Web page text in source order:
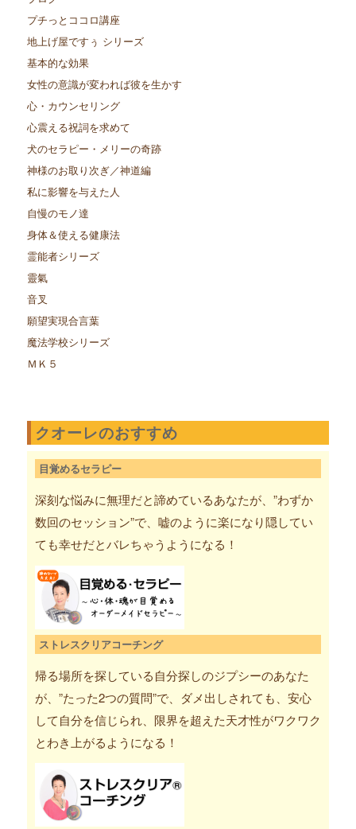
プチっとココロ講座
地上げ屋ですぅ シリーズ
基本的な効果
女性の意識が変われば彼を生かす
心・カウンセリング
心震える祝詞を求めて
犬のセラピー・メリーの奇跡
神様のお取り次ぎ／神道編
私に影響を与えた人
自慢のモノ達
身体＆使える健康法
霊能者シリーズ
靈氣
音叉
願望実現合言葉
魔法学校シリーズ
ＭＫ５
クオーレのおすすめ
目覚めるセラピー
深刻な悩みに無理だと諦めているあなたが、”わずか
数回のセッション”で、嘘のように楽になり隠してい
ても幸せだとバレちゃうようになる！
ストレスクリアコーチング
帰る場所を探している自分探しのジプシーのあなた
が、”たった2つの質問”で、ダメ出しされても、安心
して自分を信じられ、限界を超えた天才性がワクワク
とわき上がるようになる！